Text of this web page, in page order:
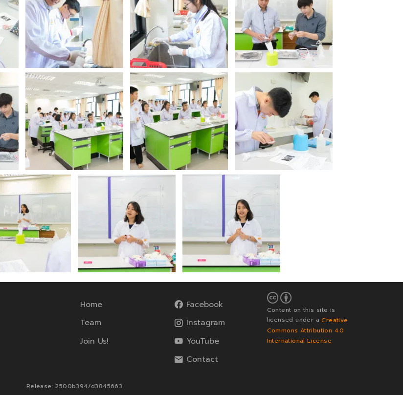
Home
Team
Join Us!
Facebook
Instagram
YouTube
Contact
Content on this site is
licensed under aCreative
Commons Attribution 4.0
International License
Release: 2500b394/d3845663